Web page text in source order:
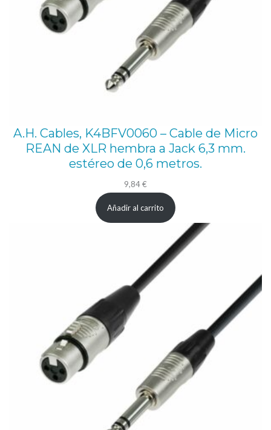
A.H. Cables, K4BFV0060 – Cable de Micro
REAN de XLR hembra a Jack 6,3 mm.
estéreo de 0,6 metros.
9,84€
Añadir al carrito